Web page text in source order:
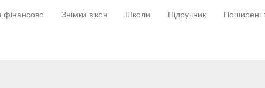
фінансово Знімки вікон Школи Підручник Поширені